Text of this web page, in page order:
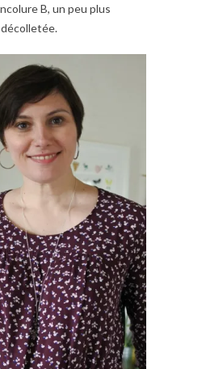
B, un peu plus